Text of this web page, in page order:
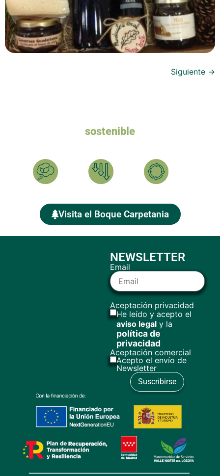
Siguiente →
sostenible
Visita el Boque Carpetania
NEWSLETTER
Email
Aceptación privacidad
He leído y acepto el
aviso legal y la
política de
privacidad
Aceptación comercial
Acepto el envío de
Newsletter